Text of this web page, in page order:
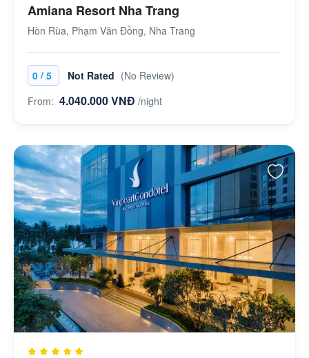
Amiana Resort Nha Trang
Hòn Rùa, Phạm Văn Đồng, Nha Trang
0 / 5 Not Rated (No Review)
From: 4.040.000 VNĐ /night